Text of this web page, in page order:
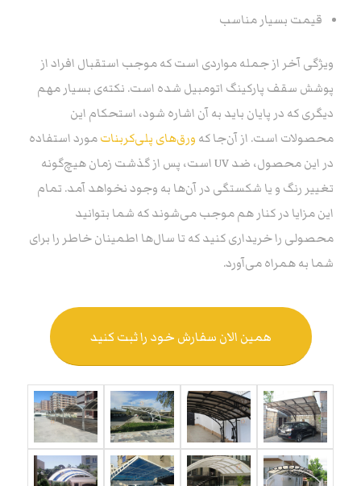
قیمت بسیار مناسب
ویژگی آخر از جمله مواردی است که موجب استقبال افراد از
پوشش سقف پارکینگ اتومبیل شده است. نکته‌ی بسیار مهم
دیگری که در پایان باید به آن اشاره شود، استحکام این
محصولات است. از آن‌جا که ورق‌های پلی‌کربناتمورد استفاده
در این محصول، ضد UV است، پس از گذشت زمان هیچ‌گونه
تغییر رنگ و یا شکستگی در آن‌ها به وجود نخواهد آمد. تمام
این مزایا در کنار هم موجب می‌شوند که شما بتوانید
محصولی را خریداری کنید که تا سال‌ها اطمینان خاطر را برای
شما به همراه می‌آورد.
همین الان سفارش خود را ثبت کنید